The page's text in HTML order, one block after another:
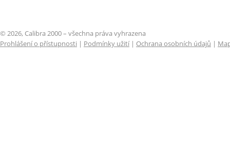
© 2026, Calibra 2000 – všechna práva vyhrazena
Prohlášení o přístupnosti | Podmínky užití| Ochrana osobních údajů |